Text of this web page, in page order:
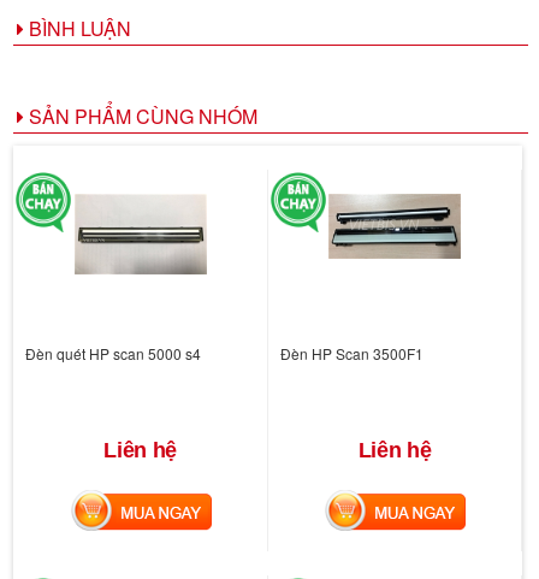
BÌNH LUẬN
SẢN PHẨM CÙNG NHÓM
Đèn quét HP scan 5000 s4
Liên hệ
MUA NGAY
Đèn HP Scan 3500F1
Liên hệ
MUA NGAY